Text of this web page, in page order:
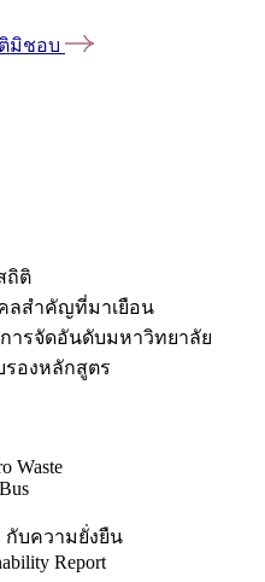
มิชอบ
ถิติ
ลสำคัญที่มาเยือน
การจัดอันดับมหาวิทยาลัย
รองหลักสูตร
Waste
กับความยั่งยืน
Report